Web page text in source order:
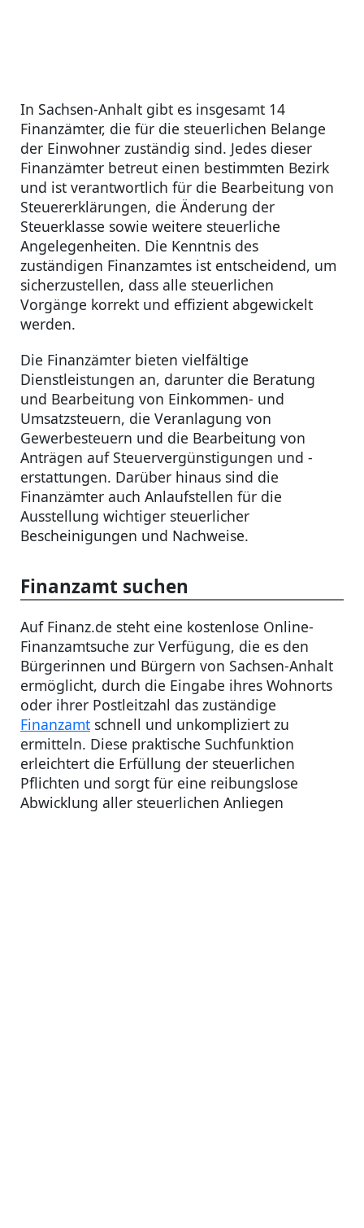
In Sachsen-Anhalt gibt es insgesamt 14
Finanzämter, die für die steuerlichen Belange
der Einwohner zuständig sind. Jedes dieser
Finanzämter betreut einen bestimmten Bezirk
und ist verantwortlich für die Bearbeitung von
Steuererklärungen, die Änderung der
Steuerklasse sowie weitere steuerliche
Angelegenheiten. Die Kenntnis des
zuständigen Finanzamtes ist entscheidend, um
sicherzustellen, dass alle steuerlichen
Vorgänge korrekt und effizient abgewickelt
werden.
Die Finanzämter bieten vielfältige
Dienstleistungen an, darunter die Beratung
und Bearbeitung von Einkommen- und
Umsatzsteuern, die Veranlagung von
Gewerbesteuern und die Bearbeitung von
Anträgen auf Steuervergünstigungen und -
erstattungen. Darüber hinaus sind die
Finanzämter auch Anlaufstellen für die
Ausstellung wichtiger steuerlicher
Bescheinigungen und Nachweise.
Finanzamt suchen
Auf Finanz.de steht eine kostenlose Online-
Finanzamtsuche zur Verfügung, die es den
Bürgerinnen und Bürgern von Sachsen-Anhalt
ermöglicht, durch die Eingabe ihres Wohnorts
oder ihrer Postleitzahl das zuständige
Finanzamt schnell und unkompliziert zu
ermitteln. Diese praktische Suchfunktion
erleichtert die Erfüllung der steuerlichen
Pflichten und sorgt für eine reibungslose
Abwicklung aller steuerlichen Anliegen